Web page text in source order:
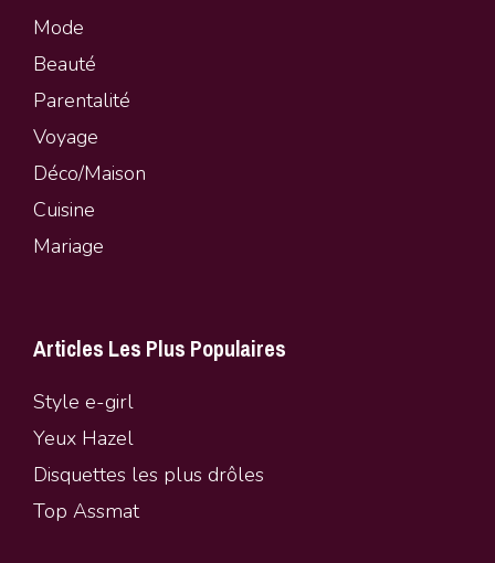
Mode
Beauté
Parentalité
Voyage
Déco/Maison
Cuisine
Mariage
Articles Les Plus Populaires
Style e-girl
Yeux Hazel
Disquettes les plus drôles
Top Assmat